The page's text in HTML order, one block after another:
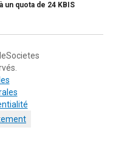
quota de 24 KBIS